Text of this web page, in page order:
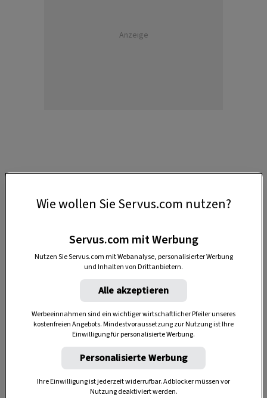
Anzeige
1. Ein Höllen-Erlebnis
Hat Ihnen schon einmal jemand vorgeschlagen in
fahren? Da glaubt man doch an einen Scherz!
Doch hinter diesem wenig einladenden Namen
steckt eine einzigartige Landschaft mit
sehenswerter Tier- und Pflanzenwelt.
Vogelliebhaberkönnen hier ihre Lieblingstiere
wunderbar beobachten. Und im Herbst
überziehen Teppiche der lila blühenden
Salzalster die Wiesen.
Auf jeden Fall sollten Sie auch auf den
Wie wollen Sie Servus.com nutzen?
Servus.com mit Werbung
Nutzen Sie Servus.com mit Webanalyse, personalisierter Werbung
und Inhalten von Drittanbietern.
Alle akzeptieren
Werbeeinnahmen sind ein wichtiger wirtschaftlicher Pfeiler unseres
kostenfreien Angebots. Mindestvoraussetzung zur Nutzung ist Ihre
Einwilligung für personalisierte Werbung.
Personalisierte Werbung
Ihre Einwilligung ist jederzeit widerrufbar. Adblocker müssen vor
Nutzung deaktiviert werden.